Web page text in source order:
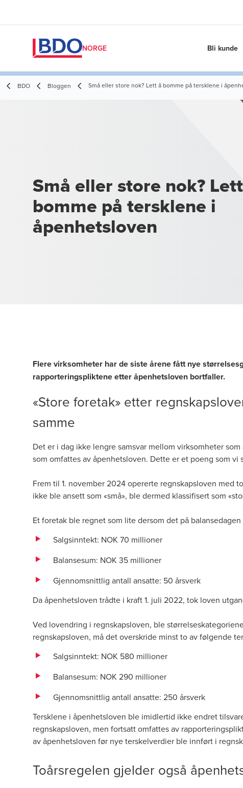
NORGE Bli kunde
BDO Bloggen Små eller store nok? Lett å bomme på tersklene i
Små eller store nok?
bomme på tersklene i
åpenhetsloven
Flere virksomheter har de siste årene fått nye
rapporteringspliktene etter åpenhetsloven bortfaller.
«Store foretak» etter
samme
Det er i dag ikke lengre samsvar mellom virksomheter
som omfattes av åpenhetsloven. Dette er et poeng som vi
Frem til 1. november 2024 opererte regnskapsloven med
ikke ble ansett som «små», ble dermed klassifisert som
Et foretak ble regnet som lite dersom det på
Salgsinntekt: NOK 70 millioner
Balansesum: NOK 35 millioner
Gjennomsnittlig antall ansatte: 50 årsverk
Da åpenhetsloven trådte i kraft 1. juli 2022, tok loven
Ved lovendring i regnskapsloven, ble
regnskapsloven, må det overskride minst to av følgende
Salgsinntekt: NOK 580 millioner
Balansesum: NOK 290 millioner
Gjennomsnittlig antall ansatte: 250 årsverk
Tersklene i åpenhetsloven ble imidlertid ikke endret
regnskapsloven, men fortsatt omfattes av
av åpenhetsloven før nye terskelverdier ble innført i
Toårsregelen gjelder også